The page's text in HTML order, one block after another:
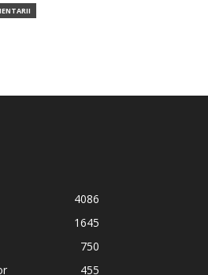
4086
1645
750
455